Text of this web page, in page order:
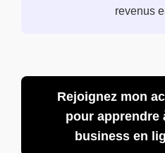
revenus
Rejoignez mon
pour apprendre
business en